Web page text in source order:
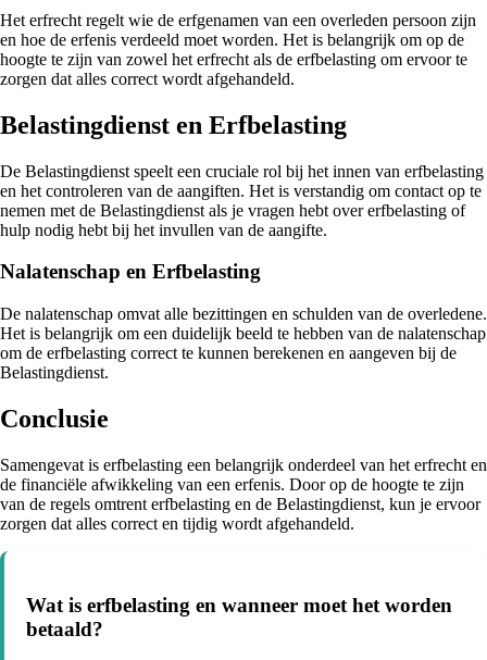
Het erfrecht regelt wie de erfgenamen van een overleden persoon zijn
en hoe de erfenis verdeeld moet worden. Het is belangrijk om op de
hoogte te zijn van zowel het erfrecht als de erfbelasting om ervoor te
zorgen dat alles correct wordt afgehandeld.
Belastingdienst en Erfbelasting
De Belastingdienst speelt een cruciale rol bij het innen van erfbelasting
en het controleren van de aangiften. Het is verstandig om contact op te
nemen met de Belastingdienst als je vragen hebt over erfbelasting of
hulp nodig hebt bij het invullen van de aangifte.
Nalatenschap en Erfbelasting
De nalatenschap omvat alle bezittingen en schulden van de overledene.
Het is belangrijk om een duidelijk beeld te hebben van de nalatenschap
om de erfbelasting correct te kunnen berekenen en aangeven bij de
Belastingdienst.
Conclusie
Samengevat is erfbelasting een belangrijk onderdeel van het erfrecht en
de financiële afwikkeling van een erfenis. Door op de hoogte te zijn
van de regels omtrent erfbelasting en de Belastingdienst, kun je ervoor
zorgen dat alles correct en tijdig wordt afgehandeld.
Wat is erfbelasting en wanneer moet het worden
betaald?